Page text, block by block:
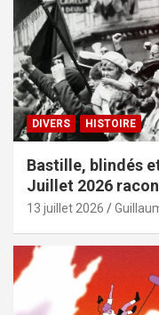
DIVERS HISTOIRE
Bastille, blindés
Juillet 2026
13 juillet 2026